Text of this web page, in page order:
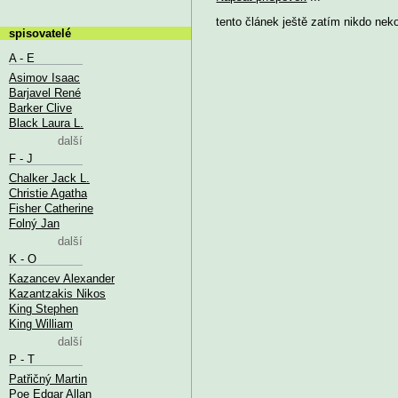
tento článek ještě zatím nikdo
spisovatelé
A - E
Asimov Isaac
Barjavel René
Barker Clive
Black Laura L.
další
F - J
Chalker Jack L.
Christie Agatha
Fisher Catherine
Folný Jan
další
K - O
Kazancev Alexander
Kazantzakis Nikos
King Stephen
King William
další
P - T
Patřičný Martin
Poe Edgar Allan